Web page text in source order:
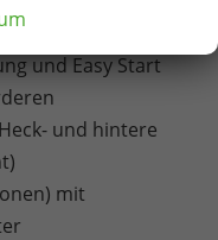
Schlüssel
und Easy Start
und hintere
mit